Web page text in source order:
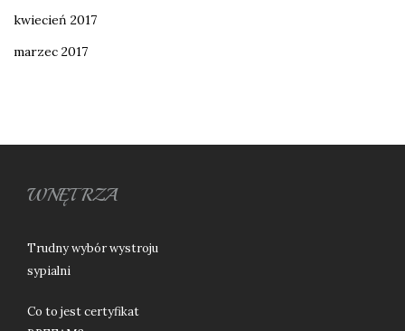
kwiecień 2017
marzec 2017
WNĘTRZA
Trudny wybór wystroju
sypialni
Co to jest certyfikat